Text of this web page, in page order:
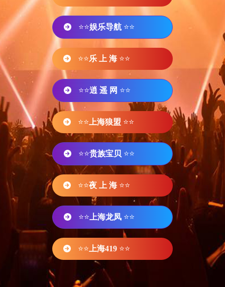
⭐⭐娱乐导航 ⭐⭐
⭐⭐乐 上 海 ⭐⭐
⭐⭐逍 遥 网 ⭐⭐
⭐⭐ 上海狼盟 ⭐⭐
⭐⭐贵族宝贝 ⭐⭐
⭐⭐夜 上 海 ⭐⭐
⭐⭐ 上海龙凤 ⭐⭐
⭐⭐ 上海419 ⭐⭐